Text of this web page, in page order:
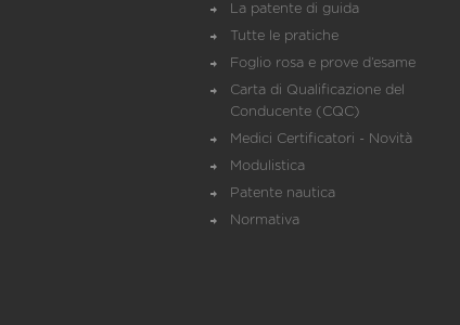
La patente di guida
Tutte le pratiche
Foglio rosa e prove d’esame
Carta di Qualificazione del
Conducente (CQC)
Medici Certificatori - Novità
Modulistica
Patente nautica
Normativa